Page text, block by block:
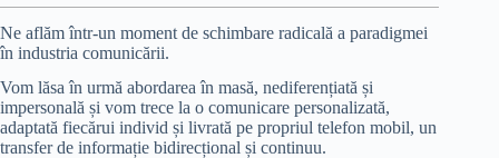
Ne aflăm într-un moment de schimbare radicală a paradigmei
în industria comunicării.
Vom lăsa în urmă abordarea în masă, nediferențiată și
impersonală și vom trece la o comunicare personalizată,
adaptată fiecărui individ și livrată pe propriul telefon mobil, un
transfer de informație bidirecțional și continuu.